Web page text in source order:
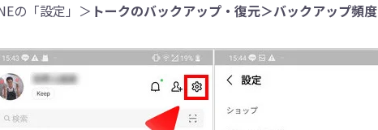
の「設定」＞ トークのバックアップ・復元＞バックアップ頻度